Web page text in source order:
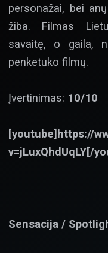
personažai, bei
žiba. Filmas
savaitę, o gaila,
penketuko filmų.
Įvertinimas: 10/10
[youtube]https://
v=jLuxQhdUqLY[/
Sensacija /